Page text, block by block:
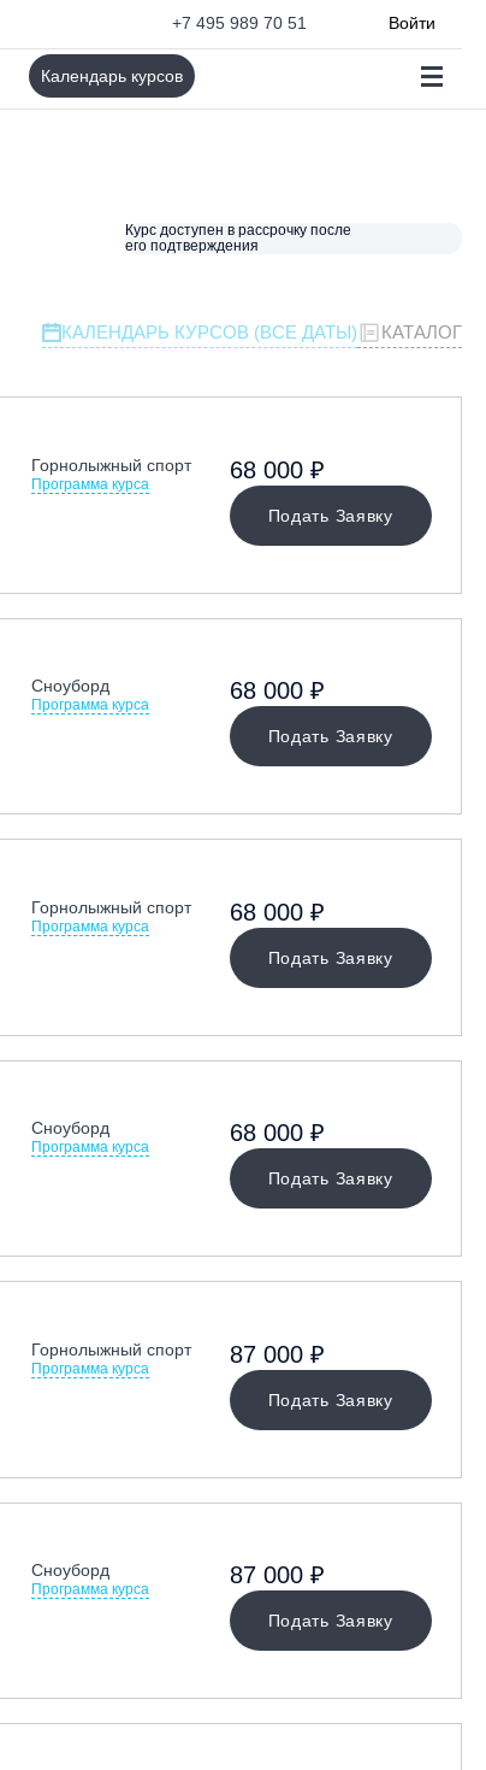
+7 495 989 70 51 Войти
Календарь курсов
Курс доступен в рассрочку после
его подтверждения
КАЛЕНДАРЬ КУРСОВ (ВСЕ ДАТЫ) КАТАЛОГ
Горнолыжный спорт
Программа курса
Подать Заявку
68 000 ₽
Сноуборд
Программа курса
Подать Заявку
68 000 ₽
Горнолыжный спорт
Программа курса
Подать Заявку
68 000 ₽
Сноуборд
Программа курса
Подать Заявку
68 000 ₽
Горнолыжный спорт
Программа курса
Подать Заявку
87 000 ₽
Сноуборд
Программа курса
Подать Заявку
87 000 ₽